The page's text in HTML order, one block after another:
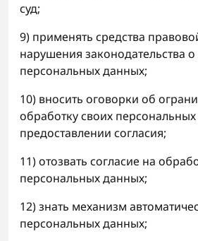
суд;
9) применять средства
нарушения законодательства
персональных данных;
10) вносить оговорки об
обработку своих
предоставлении согласия;
11) отозвать согласие на
персональных данных;
12) знать механизм
персональных данных;